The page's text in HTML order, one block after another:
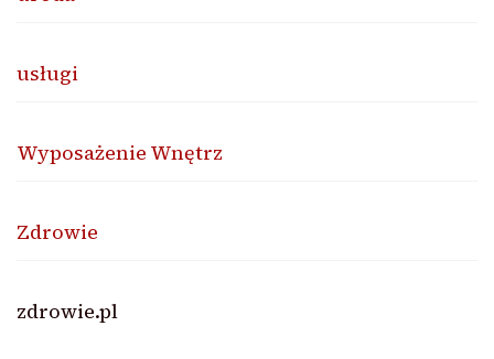
usługi
Wyposażenie Wnętrz
Zdrowie
zdrowie.pl